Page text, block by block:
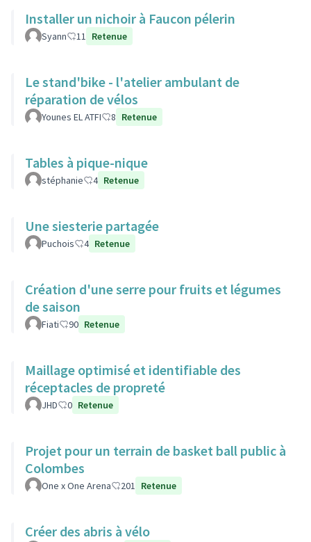
Installer un nichoir à Faucon pélerin
Syann 11 Retenue
Le stand'bike - l'atelier ambulant de
réparation de vélos
Younes EL ATFI 8 Retenue
Tables à pique-nique
stéphanie 4 Retenue
Une siesterie partagée
Puchois 4 Retenue
Création d'une serre pour fruits et légumes
de saison
Fiati 90 Retenue
Maillage optimisé et identifiable des
réceptacles de propreté
JHD 0 Retenue
Projet pour un terrain de basket ball public à
Colombes
One x One Arena 201 Retenue
Créer des abris à vélo